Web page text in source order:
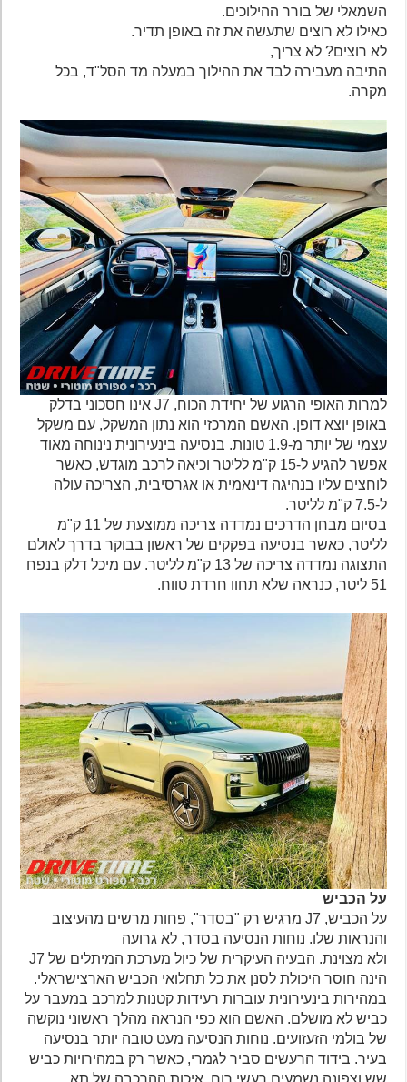
השמאלי של בורר ההילוכים.
כאילו לא רוצים שתעשה את זה באופן תדיר.
לא רוצים? לא צריך,
התיבה מעבירה לבד את ההילוך במעלה מד הסל"ד, בכל
מקרה.
למרות האופי הרגוע של יחידת הכוח, J7 אינו חסכוני בדלק
באופן יוצא דופן. האשם המרכזי הוא נתון המשקל, עם משקל
עצמי של יותר מ-1.9 טונות. בנסיעה בינעירונית נינוחה מאוד
אפשר להגיע ל-15 ק"מ לליטר וכיאה לרכב מוגדש, כאשר
לוחצים עליו בנהיגה דינאמית או אגרסיבית, הצריכה עולה
בסיום מבחן הדרכים נמדדה צריכה ממוצעת של 11 ק"מ
לליטר, כאשר בנסיעה בפקקים של ראשון בבוקר בדרך לאולם
התצוגה נמדדה צריכה של 13 ק"מ לליטר. עם מיכל דלק בנפח
51 ליטר, כנראה שלא תחוו חרדת טווח.
על הכביש
על הכביש, J7 מרגיש רק "בסדר", פחות מרשים מהעיצוב
והנראות שלו. נוחות הנסיעה בסדר, לא גרועה
ולא מצוינת. הבעיה העיקרית של כיול מערכת המיתלים של J7
הינה חוסר היכולת לסנן את כל תחלואי הכביש הארצישראלי.
במהירות בינעירונית עוברות רעידות קטנות למרכב במעבר על
כביש לא מושלם. האשם הוא כפי הנראה מהלך ראשוני נוקשה
של בולמי הזעזועים. נוחות הנסיעה מעט טובה יותר בנסיעה
בעיר. בידוד הרעשים סביר לגמרי, כאשר רק במהירויות כביש
שש וצפונה נשמעים רעשי רוח. איכות ההרכבה של תא